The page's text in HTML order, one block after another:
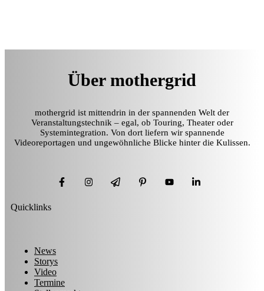
Über mothergrid
mothergrid ist mittendrin in der spannenden Welt der
Veranstaltungstechnik – egal, ob Touring, Theater oder
Systemintegration. Von dort liefern wir spannende
Videoreportagen und ungewöhnliche Blicke hinter die Kulissen.
Quicklinks
News
Storys
Video
Termine